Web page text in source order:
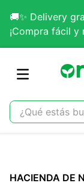
🚚✨ Delivery
¡Compra fácil y
¿Qué estás
2.
citrato
HACIENDA DE